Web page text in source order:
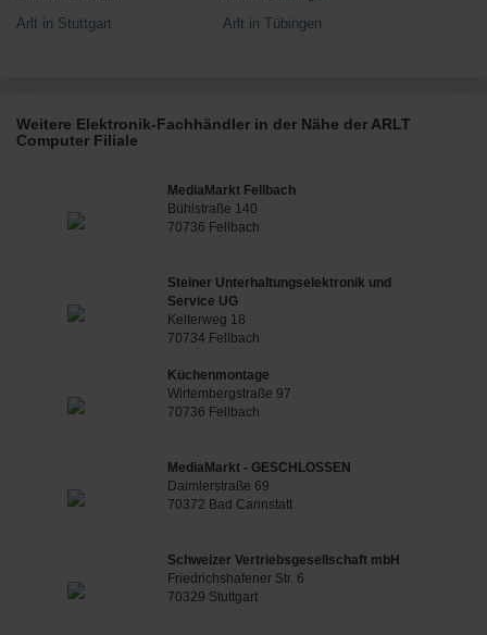
Arlt in Stuttgart
Arlt in Tübingen
Weitere Elektronik-Fachhändler in der Nähe der ARLT
Computer Filiale
MediaMarkt Fellbach
Bühlstraße 140
70736 Fellbach
Steiner Unterhaltungselektronik und
Service UG
Kelterweg 18
70734 Fellbach
Küchenmontage
Wirtembergstraße 97
70736 Fellbach
MediaMarkt - GESCHLOSSEN
Daimlerstraße 69
70372 Bad Cannstatt
Schweizer Vertriebsgesellschaft mbH
Friedrichshafener Str. 6
70329 Stuttgart